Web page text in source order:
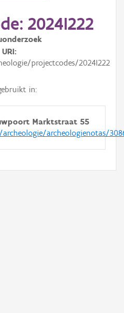
2024I222
URI
projectcodes/2024I222
in:
Marktstraat 55
archeologienotas/